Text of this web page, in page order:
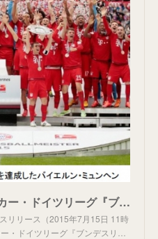
【フジテレビ】欧州サッカー・ドイツリーグ『ブンデスリーガ』15/16シーズン 今年もCS放送「フジテレビNEXT」にて放送決定！
リリース（2015年7月15日 11時
・ドイツリーグ『ブンデスリ…